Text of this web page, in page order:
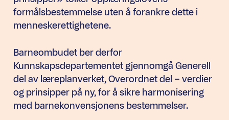
formålsbestemmelse uten å forankre dette i
menneskerettighetene.
Barneombudet ber derfor
Kunnskapsdepartementet gjennomgå Generell
del av læreplanverket, Overordnet del – verdier
og prinsipper på ny, for å sikre harmonisering
med barnekonvensjonens bestemmelser.